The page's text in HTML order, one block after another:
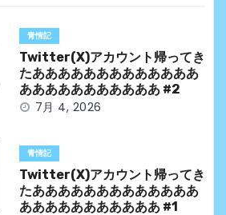
青情記
Twitter(X)アカウント帰ってき
たあああああああああああああ
あああああああああああ #2
7月 4, 2026
青情記
Twitter(X)アカウント帰ってき
たあああああああああああああ
あああああああああああ #1